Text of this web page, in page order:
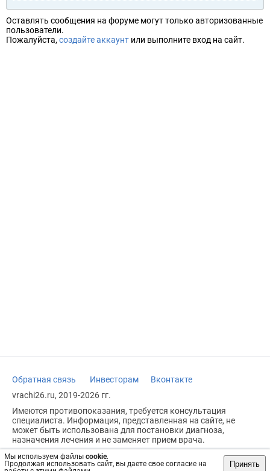
Мы используем файлы cookie.
Продолжая использовать сайт, вы даете свое согласие на
Принять
Оставлять сообщения на форуме могут только авторизованные
пользователи.
Пожалуйста, создайте аккаунт или выполните вход на сайт.
Обратная связь Инвесторам
Вконтакте
vrachi26.ru, 2019-2026 гг.
Имеются противопоказания, требуется консультация
специалиста. Информация, представленная на сайте, не
может быть использована для постановки диагноза,
назначения лечения и не заменяет прием врача.
Возрастное ограничение: 18+